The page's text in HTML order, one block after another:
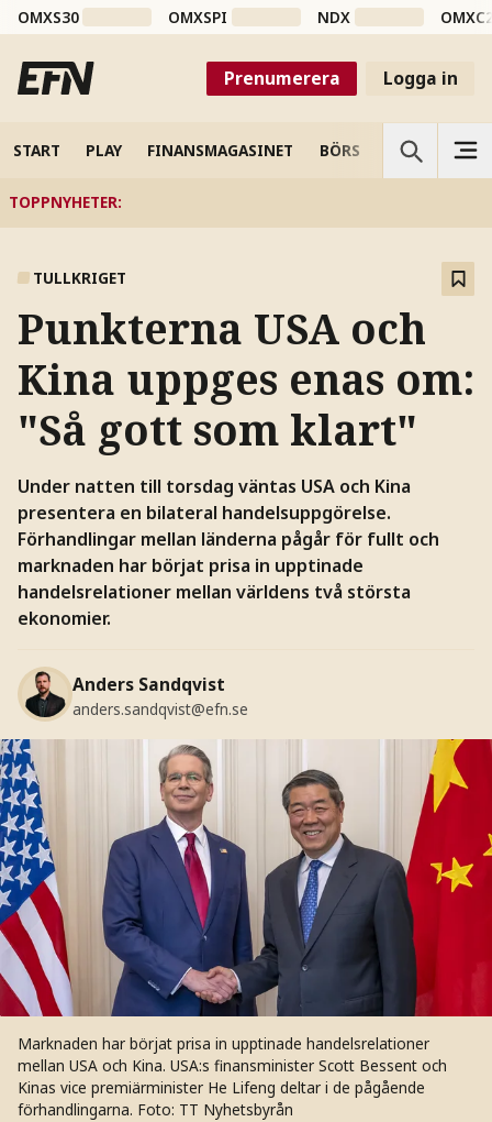
OMXS30 OMXSPI NDX
Prenumerera Logga in
START PLAY FINANSMAGASINET BÖRS VETENSKAP
TOPPNYHETER:
TULLKRIGET
Punkterna USA och
Kina uppges enas om:
"Så gott som klart"
Under natten till torsdag väntas USA och Kina
presentera en bilateral handelsuppgörelse.
Förhandlingar mellan länderna pågår för fullt och
marknaden har börjat prisa in upptinade
handelsrelationer mellan världens två största
ekonomier.
Anders Sandqvist
anders.sandqvist@efn.se
Marknaden har börjat prisa in upptinade handelsrelationer
mellan USA och Kina. USA:s finansminister Scott Bessent och
Kinas vice premiärminister He Lifeng deltar i de pågående
förhandlingarna. Foto: TT Nyhetsbyrån